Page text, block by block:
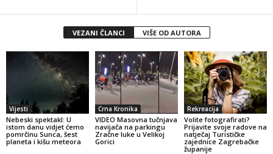
VEZANI ČLANCI VIŠE OD AUTORA
Vijesti
Nebeski spektakl: U
istom danu vidjet ćemo
pomrčinu Sunca, šest
planeta i kišu meteora
Crna Kronika
VIDEO Masovna tučnjava
navijača na parkingu
Zračne luke u Velikoj
Gorici
Rekreacija
Volite fotografirati?
Prijavite svoje radove na
natječaj Turističke
zajednice Zagrebačke
županije